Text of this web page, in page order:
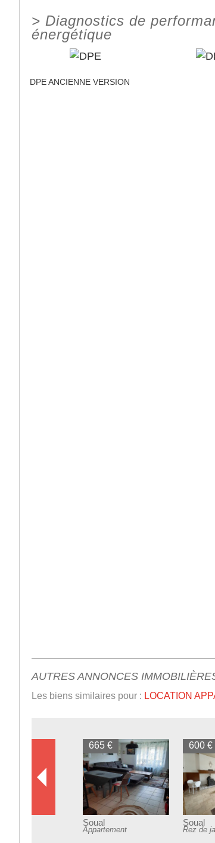
> Diagnostics de
énergétique
DPE ANCIENNE VERSION
AUTRES ANNONCES
Les biens similaires pour : LOCATION